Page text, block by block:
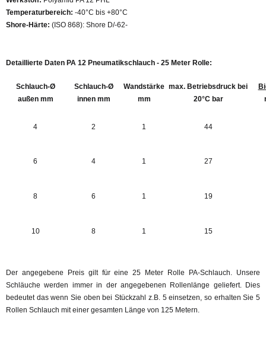
Temperaturbereich: -40°C bis +80°C
Shore-Härte: (ISO 868): Shore D/-62-
Detaillierte Daten PA 12 Pneumatikschlauch - 25 Meter Rolle:
Schlauch-Ø
außen mm
Schlauch-Ø
innen mm
Wandstärke
mm
max. Betriebsdruck bei
20°C bar
4 2 1 44
6 4 1 27
8 6 1 19
10 8 1 15
Der angegebene Preis gilt für eine 25 Meter Rolle PA-Schlauch. Unsere
Schläuche werden immer in der angegebenen Rollenlänge geliefert. Dies
bedeutet das wenn Sie oben bei Stückzahl z.B. 5 einsetzen, so erhalten Sie 5
Rollen Schlauch mit einer gesamten Länge von 125 Metern.